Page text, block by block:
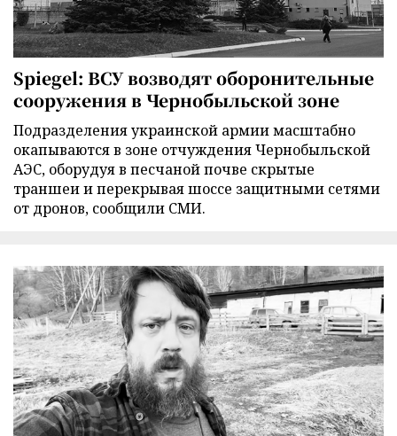
Spiegel: ВСУ возводят оборонительные
сооружения в Чернобыльской зоне
Подразделения украинской армии масштабно
окапываются в зоне отчуждения Чернобыльской
АЭС, оборудуя в песчаной почве скрытые
траншеи и перекрывая шоссе защитными сетями
от дронов, сообщили СМИ.